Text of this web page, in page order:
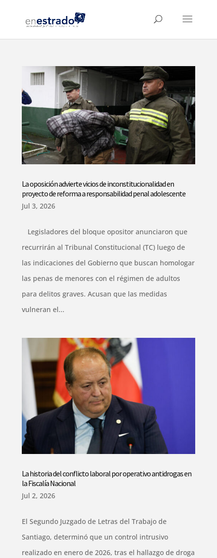
La oposición advierte vicios de inconstitucionalidad en
proyecto de reforma a responsabilidad penal adolescente
Jul 3, 2026
Legisladores del bloque opositor anunciaron que
recurrirán al Tribunal Constitucional (TC) luego de
las indicaciones del Gobierno que buscan homologar
las penas de menores con el régimen de adultos
para delitos graves. Acusan que las medidas
vulneran el...
La historia del conflicto laboral por operativo antidrogas en
la Fiscalía Nacional
Jul 2, 2026
El Segundo Juzgado de Letras del Trabajo de
Santiago, determinó que un control intrusivo
realizado en enero de 2026, tras el hallazgo de droga